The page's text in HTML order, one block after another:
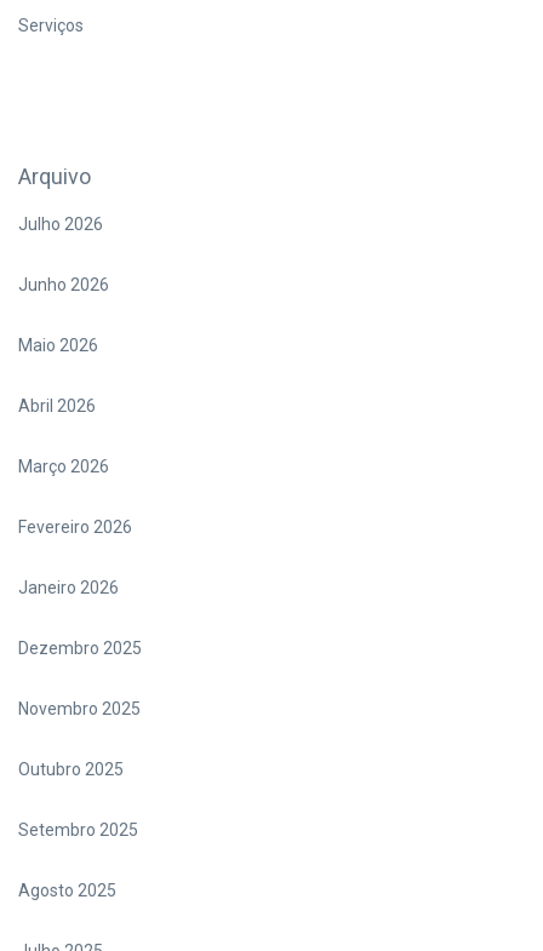
Serviços
Arquivo
Julho 2026
Junho 2026
Maio 2026
Abril 2026
Março 2026
Fevereiro 2026
Janeiro 2026
Dezembro 2025
Novembro 2025
Outubro 2025
Setembro 2025
Agosto 2025